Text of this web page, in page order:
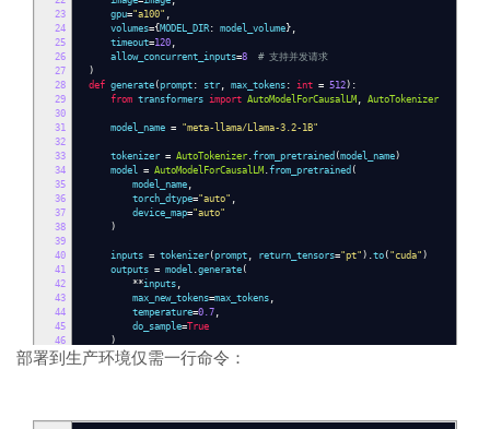
23
24
25
26
27
28
29
30
31
32
33
34
35
36
37
38
39
40
41
42
43
44
45
46
47
48
gpu="a100" ,
volumes={MODEL_DIR: model_volume},
timeout=120 ,
allow_concurrent_inputs=8
# 支持并发请求
)
def generate (prompt : str , max_tokens : int = 512):
from transformers import AutoModelForCausalLM , AutoTokenizer
model_name = "meta-llama/Llama-3.2-1B"
tokenizer = AutoTokenizer .from_pretrained (model_name)
model = AutoModelForCausalLM .from_pretrained (
model_name ,
torch_dtype="auto" ,
device_map="auto"
)
inputs = tokenizer (prompt , return_tensors="pt" ).to ( "cuda" )
outputs = model .generate (
**inputs ,
max_new_tokens=max_tokens ,
temperature=0.7 ,
do_sample=True
)
return tokenizer decode
gpu="a100",
部署到生产环境仅需一行命令：